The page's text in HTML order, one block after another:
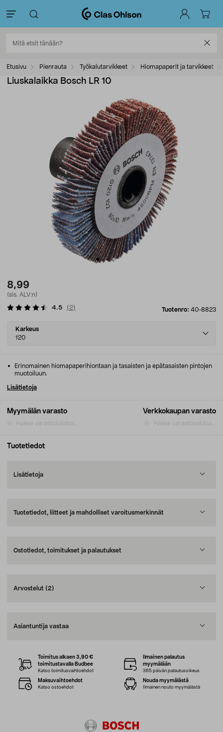
Etusivu Pienrauta Työkalutarvikkeet Hiomapaperit ja tarvikkeet
Liuskalaikka Bosch LR 10
8,99
(sis. ALV:n)
Tuotenro: 40-8823
4.5 ( 2)
Select
variant
Karkeus
120
Myymälän varasto
Hakee varastosaldoa...
Verkkokaupan varasto
Hakee varastosaldoa...
Erinomainen hiomapaperihiontaan ja tasaisten ja epätasaisten pintojen
muotoiluun.
Lisätietoja
Tuotetiedot
Lisätietoja
Tuotetiedot, liitteet ja mahdolliset varoitusmerkinnät
Ostotiedot, toimitukset ja palautukset
Arvostelut (2)
Asiantuntija vastaa
Toimitus alkaen 3,90 €
toimitustavalla Budbee
Katso toimitusvaihtoehdot
Ilmainen palautus
myymälään
365 päivän palautusoikeus
Maksuvaihtoehdot
Katso ostoehdot
Nouda myymälästä
Ilmainen nouto myymälästä